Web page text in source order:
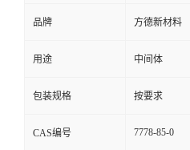
品牌 方德新材料
用途 中间体
包装规格 按要求
CAS编号 7778-85-0